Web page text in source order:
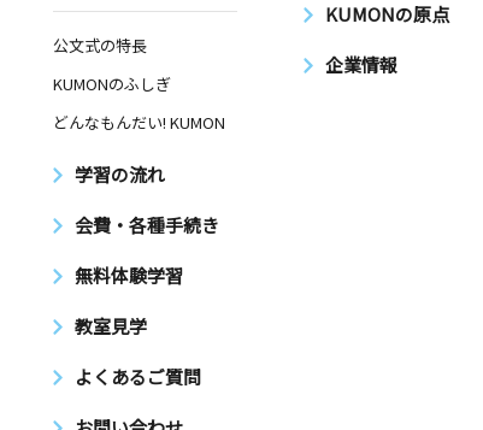
公文式の特長
KUMONのふしぎ
どんなもんだい! KUMON
学習の流れ
会費・各種手続き
無料体験学習
教室見学
よくあるご質問
KUMONの原点
企業情報